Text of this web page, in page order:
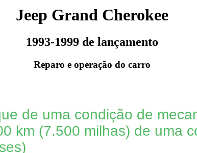
Jeep Grand Cherokee
1993-1999 de lançamento
Reparo e operação do carro
de uma condição de
km (7.500 milhas) de uma